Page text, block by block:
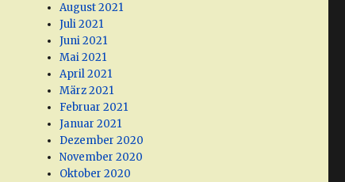
August 2021
Juli 2021
Juni 2021
Mai 2021
April 2021
März 2021
Februar 2021
Januar 2021
Dezember 2020
November 2020
Oktober 2020